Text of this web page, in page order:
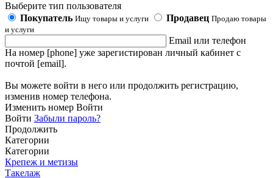
Выберите тип пользователя
Покупатель Ищу товары и услуги Продавец Продаю товары
и услуги
Email или телефон
На номер [phone] уже зарегистирован личный кабинет с
почтой [email].
Вы можете войти в него или продолжить регистрацию,
изменив номер телефона.
Изменить номер Войти
Войти Забыли пароль?
Продолжить
Категории
Категории
Крепеж и метизы
Такелаж